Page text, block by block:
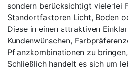
sondern berücksichtigt vielerlei
Standortfaktoren Licht, Boden
Diese in einen attraktiven
Kundenwünschen,
Pflanzkombinationen zu
Schließlich handelt es sich um